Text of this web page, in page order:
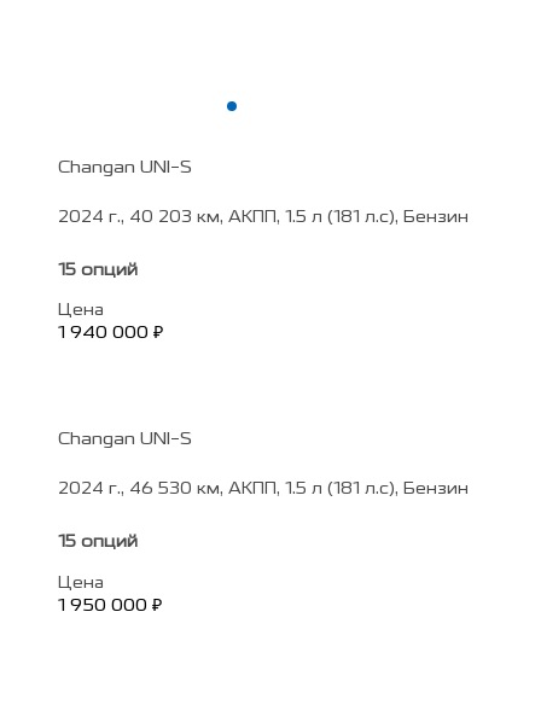
Changan UNI-S
2024 г., 40 203 км, АКПП, 1.5 л (181 л.с), Бензин
15 опций
Цена
1 940 000 ₽
Changan UNI-S
2024 г., 46 530 км, АКПП, 1.5 л (181 л.с), Бензин
15 опций
Цена
1 950 000 ₽